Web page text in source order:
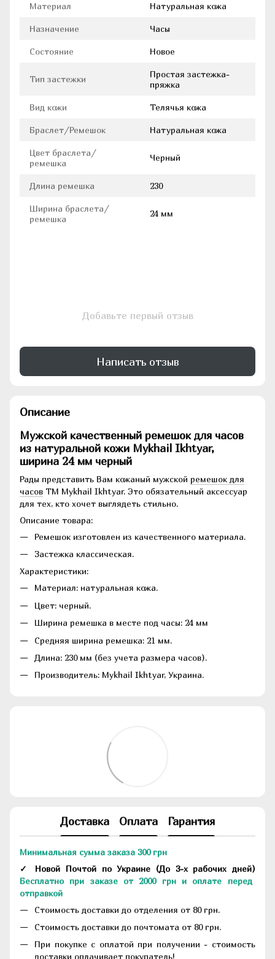
Материал Натуральная кожа
Назначение Часы
Состояние Новое
Тип застежки
Простая застежка-
пряжка
Вид кожи Телячья кожа
Браслет/Ремешок Натуральная кожа
Цвет браслета/
ремешка
Черный
Длина ремешка 230
Ширина браслета/
ремешка
24 мм
Добавьте первый отзыв
Написать отзыв
Описание
Мужской качественный ремешок для часов
из натуральной кожи Mykhail Ikhtyar,
ширина 24 мм черный
Рады представить Вам кожаный мужской ремешок для
часов ТМ Mykhail Ikhtyar. Это обязательный аксессуар
для тех, кто хочет выглядеть стильно.
Описание товара:
Ремешок изготовлен из качественного материала.
Застежка классическая.
Характеристики:
Материал: натуральная кожа.
Цвет: черный.
Ширина ремешка в месте под часы: 24 мм
Средняя ширина ремешка: 21 мм.
Длина: 230 мм (без учета размера часов).
Производитель: Mykhail Ikhtyar, Украина.
Доставка Оплата Гарантия
Минимальная сумма заказа 300 грн
✓ Новой Почтой по Украине (До 3-х рабочих дней)
Бесплатно при заказе от 2000 грн и оплате перед
отправкой
Стоимость доставки до отделения от 80 грн.
Стоимость доставки до почтомата от 80 грн.
При покупке с оплатой при получении - стоимость
доставки оплачивает покупатель!